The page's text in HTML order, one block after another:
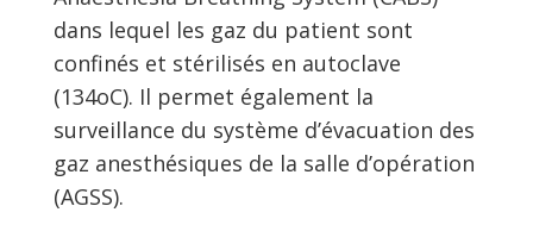
dans lequel les gaz du patient sont
confinés et stérilisés en autoclave
(134oC). Il permet également la
surveillance du système d’évacuation des
gaz anesthésiques de la salle d’opération
(AGSS).